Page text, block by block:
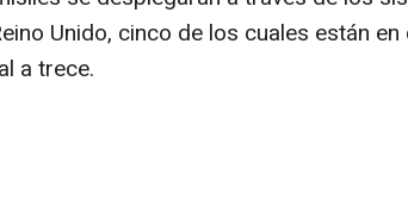
Unido, cinco de los cuales están
a trece.